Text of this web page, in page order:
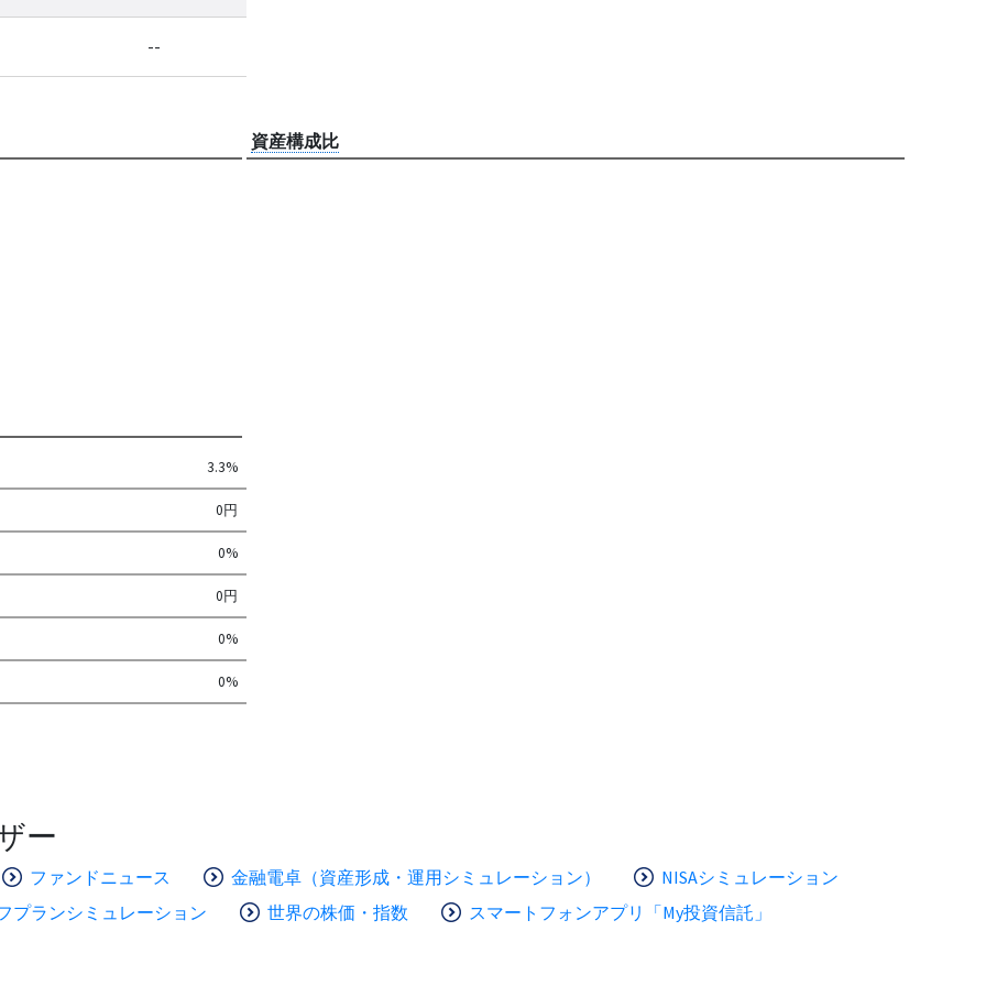
--
資産構成比
3.3%
0円
0%
0円
0%
0%
ー
ファンドニュース 金融電卓（資産形成・運用シミュレーション）
NISAシミュレーション
プランシミュレーション
世界の株価・指数 スマートフォンアプリ「My投資信託」